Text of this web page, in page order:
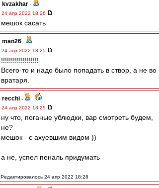
kvzakhar -
24 апр 2022 18:26
мешок сасать
man26 -
24 апр 2022 18:25
!!!!!!!!!!!!!!!!!!!
Всего-то и надо было попадать в створ, а не во
вратаря.
recchi -
24 апр 2022 18:25
ну что, поганые ублюдки, вар смотреть будем,
не?
мешок - с ахуевшим видом ))
а не, успел пеналь придумать
Редактировалось 24 апр 2022 18:28